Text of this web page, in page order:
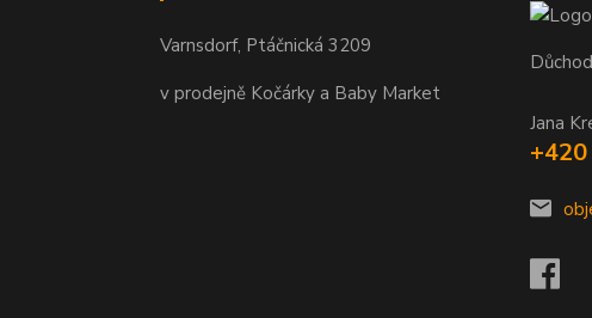
Varnsdorf, Ptáčnická 3209
v prodejně Kočárky a Baby Market
Jana